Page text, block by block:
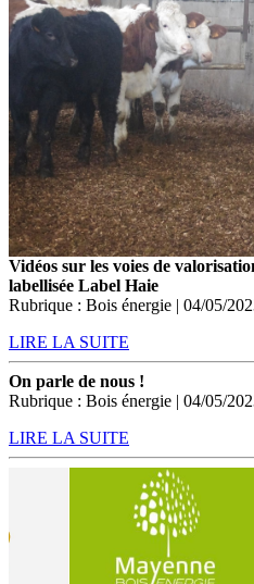
Vidéos sur les voies de
labellisée Label Haie
Rubrique : Bois énergie | 04/05/
LIRE LA SUITE
On parle de nous !
Rubrique : Bois énergie | 04/05/
LIRE LA SUITE